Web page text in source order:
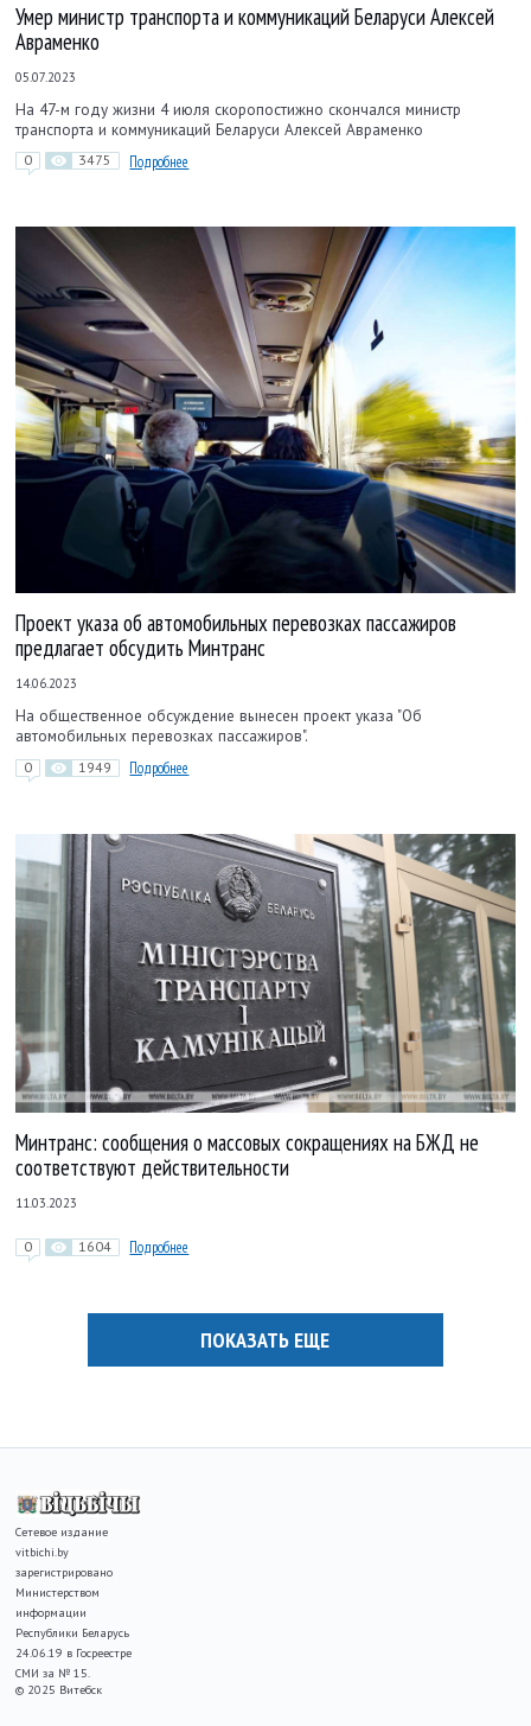
Умер министр транспорта и коммуникаций Беларуси Алексей
Авраменко
05.07.2023
На 47-м году жизни 4 июля скоропостижно скончался министр
транспорта и коммуникаций Беларуси Алексей Авраменко
0 3475 Подробнее
Проект указа об автомобильных перевозках пассажиров
предлагает обсудить Минтранс
14.06.2023
На общественное обсуждение вынесен проект указа "Об
автомобильных перевозках пассажиров".
0 1949 Подробнее
Минтранс: сообщения о массовых сокращениях на БЖД не
соответствуют действительности
11.03.2023
0 1604 Подробнее
ПОКАЗАТЬ ЕЩЕ
Сетевое издание
vitbichi.by
зарегистрировано
Министерством
информации
Республики Беларусь
24.06.19 в Госреестре
СМИ за № 15.
© 2025 Витебск